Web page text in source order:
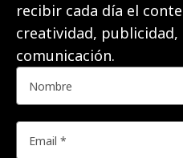
recibir cada día el
creatividad,
comunicación.